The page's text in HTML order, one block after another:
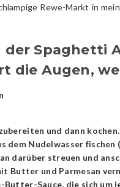
Rewe-Markt in
Spaghetti
die Augen,
und dann
dem Nudelwasser
darüber streuen und
Butter und Parmesan
Sauce, die sich um